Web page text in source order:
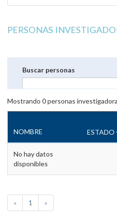
PERSONAS
Buscar personas
Mostrando 0personas
NOMBRE ESTADO
No hay datos
disponibles
« 1 »